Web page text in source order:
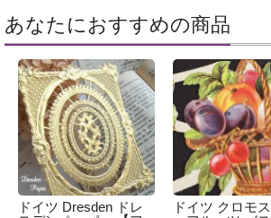
あなたにおすすめの商品
ドイツ Dresden ドレ
ドイツ クロモス